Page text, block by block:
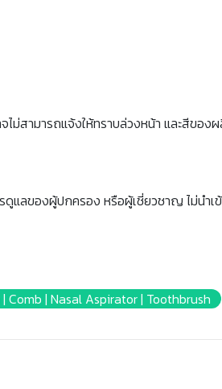
สามารถแจ้งให้ทราบล่วงหน้า และสีขอ
แลของผู้ปกครอง หรือผู้เชี่ยวชาญ ไม่นำเ
Comb | Nasal Aspirator | Toothbrush